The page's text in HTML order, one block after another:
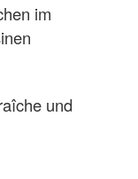
im
und